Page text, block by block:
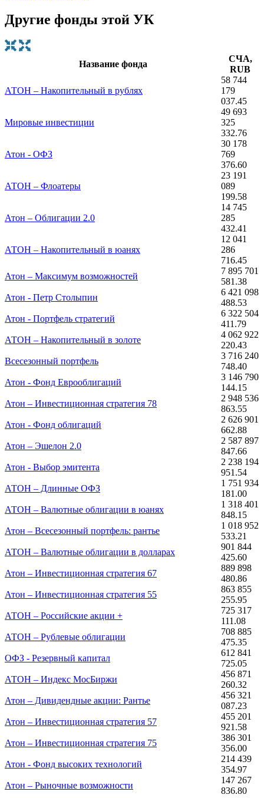
Другие фонды этой УК
Название фонда
СЧА,
RUB
АТОН – Накопительный в рублях
58 744
179
037.45
Мировые инвестиции
49 693
325
332.76
Атон - ОФЗ
30 178
769
376.60
АТОН – Флоатеры
23 191
089
199.58
Атон – Облигации 2.0
14 745
285
432.41
АТОН – Накопительный в юанях
12 041
286
716.45
Атон – Максимум возможностей
7 895 701
581.38
Атон - Петр Столыпин
6 421 098
488.53
Атон - Портфель стратегий
6 322 504
411.79
АТОН – Накопительный в золоте
4 062 922
220.43
Всесезонный портфель
3 716 240
748.40
Атон - Фонд Еврооблигаций
3 146 790
144.15
Атон – Инвестиционная стратегия 78
2 948 536
863.55
Атон - Фонд облигаций
2 626 901
662.88
Атон – Эшелон 2.0
2 587 897
847.66
Атон - Выбор эмитента
2 238 194
951.54
АТОН – Длинные ОФЗ
1 751 934
181.00
АТОН – Валютные облигации в юанях
1 318 401
848.15
Атон – Всесезонный портфель: рантье
1 018 952
533.21
АТОН – Валютные облигации в долларах
901 844
425.60
Атон – Инвестиционная стратегия 67
889 898
480.86
Атон – Инвестиционная стратегия 55
863 855
255.95
АТОН – Российские акции +
725 317
111.08
АТОН – Рублевые облигации
708 885
475.35
ОФЗ - Резервный капитал
612 841
725.05
АТОН – Индекс МосБиржи
456 871
260.32
Атон – Дивидендные акции: Рантье
456 321
087.23
Атон – Инвестиционная стратегия 57
455 201
921.58
Атон – Инвестиционная стратегия 75
386 301
356.00
Атон - Фонд высоких технологий
214 439
354.97
Атон – Рыночные возможности
147 267
836.80